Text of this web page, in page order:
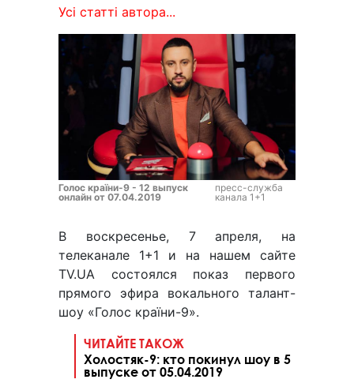
Усі статті автора...
Голос країни-9 - 12 выпуск
онлайн от 07.04.2019
пресс-служба
канала 1+1
В воскресенье, 7 апреля, на
телеканале 1+1 и на нашем сайте
TV.UA состоялся показ первого
прямого эфира вокального талант-
шоу «Голос країни-9».
ЧИТАЙТЕ ТАКОЖ
Холостяк-9: кто покинул шоу в 5
выпуске от 05.04.2019